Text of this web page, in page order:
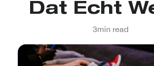
Dat Echt
3min read